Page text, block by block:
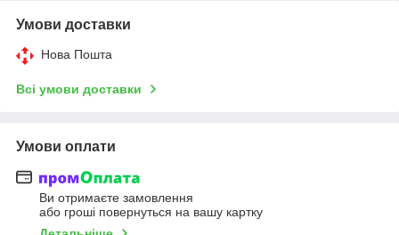
Умови доставки
Нова Пошта
Всі умови доставки
Умови оплати
Ви отримаєте замовлення
або гроші повернуться на вашу картку